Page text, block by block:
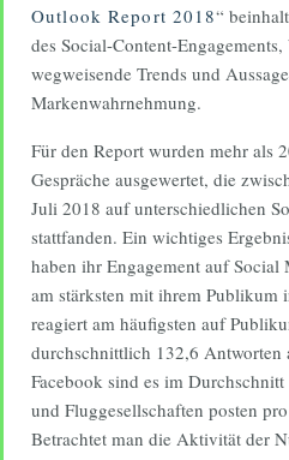
Outlook Report 2018“
des Social-Content-
wegweisende Trends und
Markenwahrnehmung.
Für den Report wurden mehr als
Gespräche ausgewertet, die
Juli 2018 auf unterschiedlichen
stattfanden. Ein wichtiges
haben ihr Engagement auf Social
am stärksten mit ihrem Publikum
reagiert am häufigsten auf
durchschnittlich 132,6
Facebook sind es im
und Fluggesellschaften posten
Betrachtet man die Aktivität der